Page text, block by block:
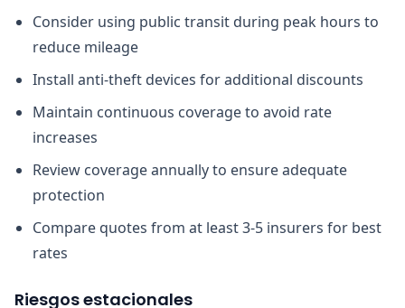
Consider using public transit during peak hours to
reduce mileage
Install anti-theft devices for additional discounts
Maintain continuous coverage to avoid rate
increases
Review coverage annually to ensure adequate
protection
Compare quotes from at least 3-5 insurers for best
rates
Riesgos estacionales